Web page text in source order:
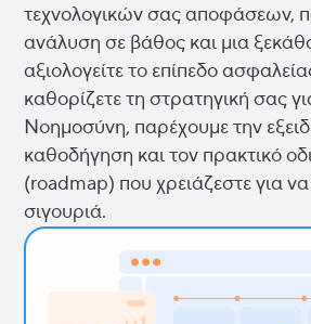
τεχνολογικών σας αποφάσεων,
ανάλυση σε βάθος και μια
αξιολογείτε το επίπεδο
καθορίζετε τη στρατηγική σας
Νοημοσύνη, παρέχουμε την
καθοδήγηση και τον πρακτικό
(roadmap) που χρειάζεστε για
σιγουριά.